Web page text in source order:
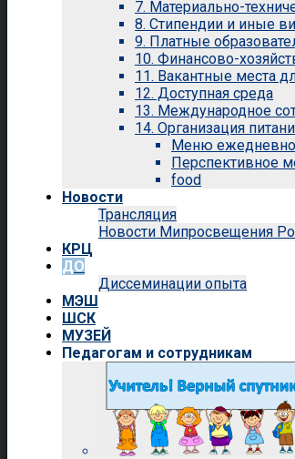
7. Материально-
8. Стипендии и иные
9. Платные
10. Финансово-
11. Вакантные места
12. Доступная среда
13. Международное
14. Организация
Меню
Перспективное
food
Новости
Трансляция
Новости Мипросвещения
КРЦ
ДО
Диссеминации опыта
МЭШ
ШСК
МУЗЕЙ
Педагогам и сотрудникам